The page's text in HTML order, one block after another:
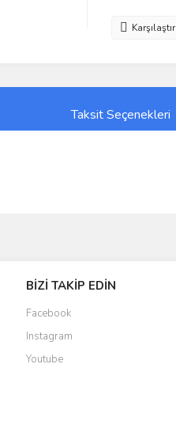
Karşılaştır
Taksit Seçenekleri
BİZİ TAKİP EDİN
Facebook
Instagram
Youtube